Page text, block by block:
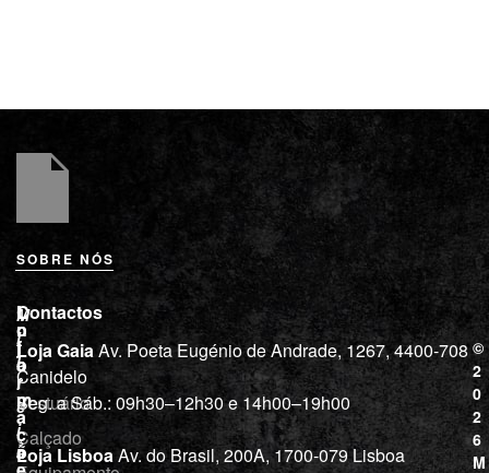
SOBRE NÓS
M
i
l
í
c
i
a
L
o
j
a
Vestuário
Calçado
I
n
f
o
r
m
a
ç
õ
Contactos
Loja GaiaAv. Poeta Eugénio de Andrade, 1267, 4400-708
Canidelo
Seg. a Sáb.: 09h30–12h30 e 14h00–19h00
Loja LisboaAv. do Brasil, 200A, 1700-079 Lisboa
©
2
0
2
6
M